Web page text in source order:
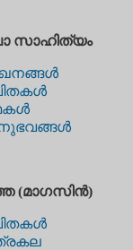
സാഹിത്യം
(മാഗസിന്‍)